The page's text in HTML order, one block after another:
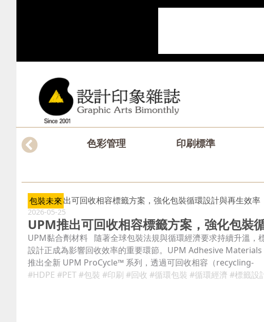
色彩管理 印刷標準
包裝未來
2026-05-25
UPM黏合劑材料 隨著全球包裝法規與循環經濟要求持續升溫，
設計正成為影響回收效率的重要環節。UPM Adhesive Materials
推出全新 UPM ProCycle™ 系列，透過可回收相容（recycling-
compatible）標籤方案，協助品牌與加工端提升包裝回收品質與
#HDPE #PET#包裝 #印刷 #回收 #循環包裝 #循環經濟 #標籤設